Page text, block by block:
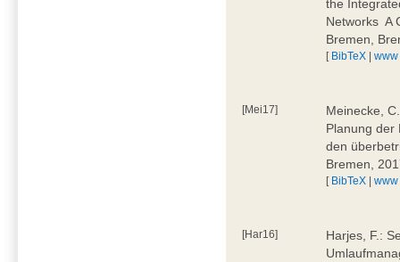
the
Networks 
Bremen,
[ BibTeX |www
[Mei17]
Meinecke,
Planung der
den
Bremen,
[ BibTeX |www
[Har16]
Harjes, F.: